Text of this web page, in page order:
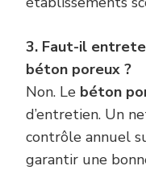
3. Faut-il
béton poreux ?
Non. Le béton
d’entretien. Un
contrôle annuel
garantir une